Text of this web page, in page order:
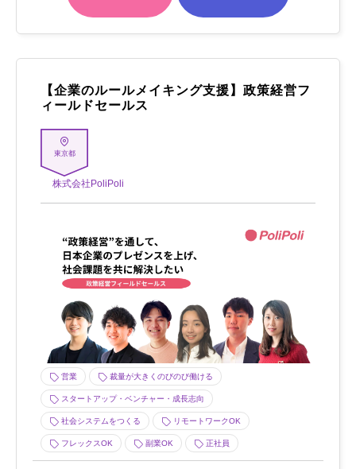
【企業のルールメイキング支援】政策経営フ
ィールドセールス
東京都
株式会社PoliPoli
営業 裁量が大きくのびのび働ける
スタートアップ・ベンチャー・成長志向
社会システムをつくる リモートワークOK
フレックスOK 副業OK 正社員